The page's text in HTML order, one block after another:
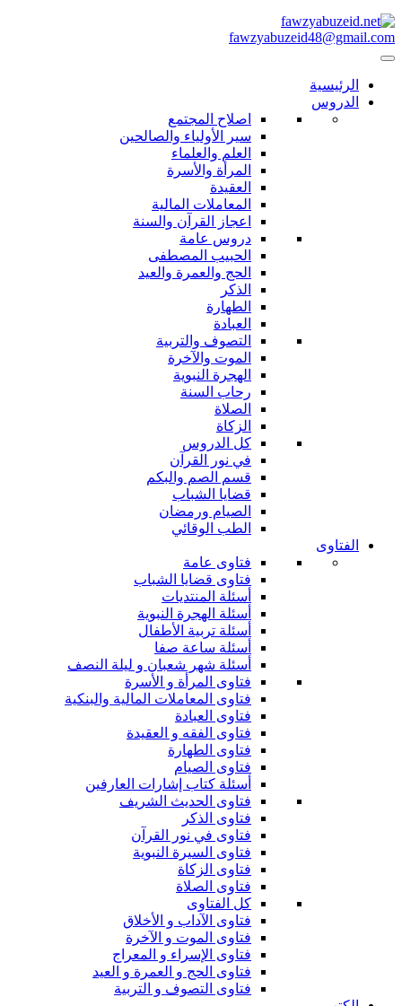
الرئيسية
الدروس
اصلاح المجتمع
سير الأولياء والصالحين
العلم والعلماء
المرأة والأسرة
العقيدة
المعاملات المالية
اعجاز القرآن والسنة
دروس عامة
الحبيب المصطفى
الحج والعمرة والعيد
الذكر
الطهارة
العبادة
التصوف والتربية
الموت والآخرة
الهجرة النبوية
رحاب السنة
الصلاة
الزكاة
كل الدروس
في نور القرآن
قسم الصم والبكم
قضايا الشباب
الصيام ورمضان
الطب الوقائي
الفتاوى
فتاوى عامة
فتاوى قضايا الشباب
أسئلة المنتديات
أسئلة الهجرة النبوية
أسئلة تربية الأطفال
أسئلة ساعة صفا
أسئلة شهر شعبان و ليلة النصف
فتاوى المرأة و الأسرة
فتاوى المعاملات المالية والبنكية
فتاوى العبادة
فتاوى الفقه و العقيدة
فتاوى الطهارة
فتاوى الصيام
أسئلة كتاب إشارات العارفين
فتاوى الحديث الشريف
فتاوى الذكر
فتاوى في نور القرآن
فتاوى السيرة النبوية
فتاوى الزكاة
فتاوى الصلاة
كل الفتاوى
فتاوى الآداب و الأخلاق
فتاوى الموت و الآخرة
فتاوى الإسراء و المعراج
فتاوى الحج و العمرة و العيد
فتاوى التصوف و التربية